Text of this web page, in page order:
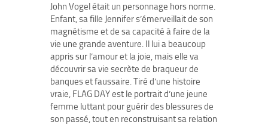
John Vogel était un personnage hors norme.
Enfant, sa fille Jennifer s’émerveillait de son
magnétisme et de sa capacité à faire de la
vie une grande aventure. Il lui a beaucoup
appris sur l’amour et la joie, mais elle va
découvrir sa vie secrète de braqueur de
banques et faussaire. Tiré d’une histoire
vraie, FLAG DAY est le portrait d’une jeune
femme luttant pour guérir des blessures de
son passé, tout en reconstruisant sa relation